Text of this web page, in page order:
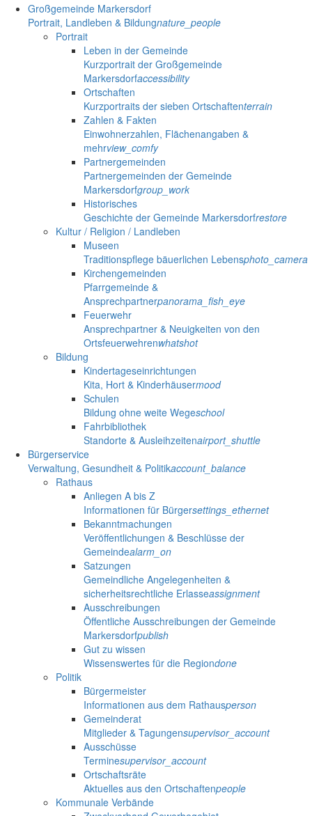
Großgemeinde Markersdorf
Portrait, Landleben & Bildungnature_people
Portrait
Leben in der Gemeinde
Kurzportrait der Großgemeinde
Markersdorfaccessibility
Ortschaften
Kurzportraits der sieben Ortschaftenterrain
Zahlen & Fakten
Einwohnerzahlen, Flächenangaben &
mehrview_comfy
Partnergemeinden
Partnergemeinden der Gemeinde
Markersdorfgroup_work
Historisches
Geschichte der Gemeinde Markersdorfrestore
Kultur / Religion / Landleben
Museen
Traditionspflege bäuerlichen Lebensphoto_camera
Kirchengemeinden
Pfarrgemeinde &
Ansprechpartnerpanorama_fish_eye
Feuerwehr
Ansprechpartner & Neuigkeiten von den
Ortsfeuerwehrenwhatshot
Bildung
Kindertageseinrichtungen
Kita, Hort & Kinderhäusermood
Schulen
Bildung ohne weite Wegeschool
Fahrbibliothek
Standorte & Ausleihzeitenairport_shuttle
Bürgerservice
Verwaltung, Gesundheit & Politikaccount_balance
Rathaus
Anliegen A bis Z
Informationen für Bürgersettings_ethernet
Bekanntmachungen
Veröffentlichungen & Beschlüsse der
Gemeindealarm_on
Satzungen
Gemeindliche Angelegenheiten &
sicherheitsrechtliche Erlasseassignment
Ausschreibungen
Öffentliche Ausschreibungen der Gemeinde
Markersdorfpublish
Gut zu wissen
Wissenswertes für die Regiondone
Politik
Bürgermeister
Informationen aus dem Rathausperson
Gemeinderat
Mitglieder & Tagungensupervisor_account
Ausschüsse
Terminesupervisor_account
Ortschaftsräte
Aktuelles aus den Ortschaftenpeople
Kommunale Verbände